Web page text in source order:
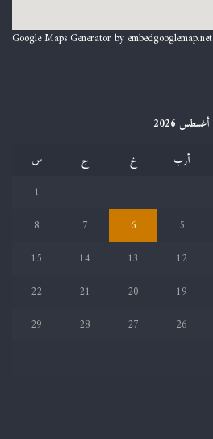
Google Maps Generator by embedgooglemap.net
أغسطس 2026
أرب خ ج
س
1
5
6
7
8
12
13
14
15
19
20
21
22
26
27
28
29